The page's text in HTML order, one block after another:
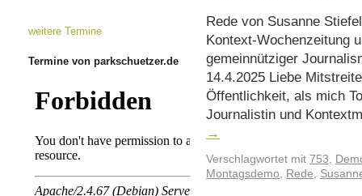
Rede von Susanne
Kontext-Wochenzeitung
gemeinnütziger
14.4.2025 Liebe
Öffentlichkeit, als mich
Journalistin und
→
Verschlagwortet mit 753,
Montagsdemo, Rede,
weitere Termine
Termine von parkschuetzer.de